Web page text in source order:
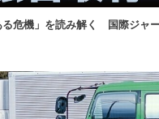
る危機」を読み解く 国際ジャ